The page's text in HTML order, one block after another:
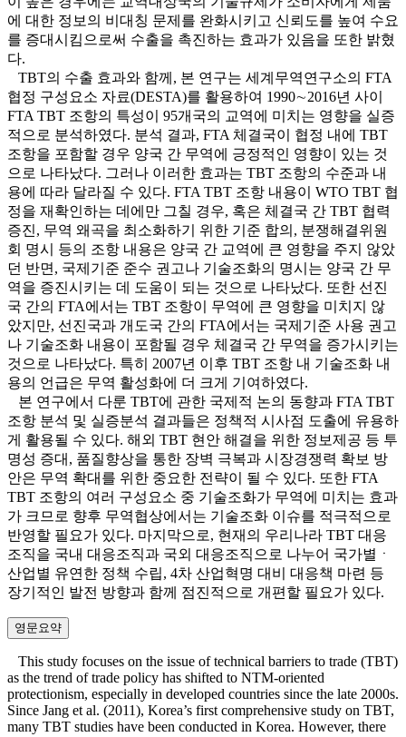
에 대한 정보의 비대칭 문제를 완화시키고 신뢰도를 높여 수요
를 증대시킴으로써 수출을 촉진하는 효과가 있음을 또한 밝혔
다.
TBT의 수출 효과와 함께, 본 연구는 세계무역연구소의 FTA
협정 구성요소 자료(DESTA)를 활용하여 1990∼2016년 사이
FTA TBT 조항의 특성이 95개국의 교역에 미치는 영향을 실증
적으로 분석하였다. 분석 결과, FTA 체결국이 협정 내에 TBT
조항을 포함할 경우 양국 간 무역에 긍정적인 영향이 있는 것
으로 나타났다. 그러나 이러한 효과는 TBT 조항의 수준과 내
용에 따라 달라질 수 있다. FTA TBT 조항 내용이 WTO TBT 협
정을 재확인하는 데에만 그칠 경우, 혹은 체결국 간 TBT 협력
증진, 무역 왜곡을 최소화하기 위한 기준 합의, 분쟁해결위원
회 명시 등의 조항 내용은 양국 간 교역에 큰 영향을 주지 않았
던 반면, 국제기준 준수 권고나 기술조화의 명시는 양국 간 무
역을 증진시키는 데 도움이 되는 것으로 나타났다. 또한 선진
국 간의 FTA에서는 TBT 조항이 무역에 큰 영향을 미치지 않
았지만, 선진국과 개도국 간의 FTA에서는 국제기준 사용 권고
나 기술조화 내용이 포함될 경우 체결국 간 무역을 증가시키는
것으로 나타났다. 특히 2007년 이후 TBT 조항 내 기술조화 내
용의 언급은 무역 활성화에 더 크게 기여하였다.
본 연구에서 다룬 TBT에 관한 국제적 논의 동향과 FTA TBT
조항 분석 및 실증분석 결과들은 정책적 시사점 도출에 유용하
게 활용될 수 있다. 해외 TBT 현안 해결을 위한 정보제공 등 투
명성 증대, 품질향상을 통한 장벽 극복과 시장경쟁력 확보 방
안은 무역 확대를 위한 중요한 전략이 될 수 있다. 또한 FTA
TBT 조항의 여러 구성요소 중 기술조화가 무역에 미치는 효과
가 크므로 향후 무역협상에서는 기술조화 이슈를 적극적으로
반영할 필요가 있다. 마지막으로, 현재의 우리나라 TBT 대응
조직을 국내 대응조직과 국외 대응조직으로 나누어 국가별ㆍ
산업별 유연한 정책 수립, 4차 산업혁명 대비 대응책 마련 등
장기적인 발전 방향과 함께 점진적으로 개편할 필요가 있다.
영문요약
This study focuses on the issue of technical barriers to trade (TBT)
as the trend of trade policy has shifted to NTM-oriented
protectionism, especially in developed countries since the late 2000s.
Since Jang et al. (2011), Korea’s first comprehensive study on TBT,
many TBT studies have been conducted in Korea. However, there